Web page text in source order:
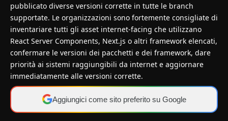
pubblicato diverse versioni corrette in tutte le branch
supportate. Le organizzazioni sono fortemente consigliate di
inventariare tutti gli asset internet-facing che utilizzano
React Server Components, Next.js o altri framework elencati,
confermare le versioni dei pacchetti e dei framework, dare
priorità ai sistemi raggiungibili da internet e aggiornare
immediatamente alle versioni corrette.
Aggiungici come sito preferito su Google